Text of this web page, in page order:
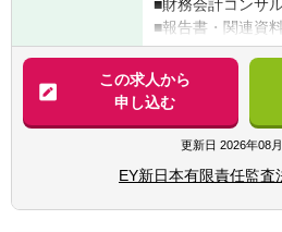
営基盤をつくる側
1つの機能に閉じ
PL分析、KPI設計
長の根幹をつくる
ます。キャリアと
キルセットが身に
■MS Office（
実務操作スキル必
【歓迎経験・スキ
■3年程の日本の会
関する業務経験
■会計監査もしく
グの経験
■財務会計コンサ
■報告書・関連資
■外資系・日系企
この求人から
申し込む
更新日 2026年08
EY新日本有限責任監